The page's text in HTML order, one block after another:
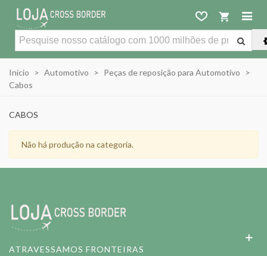
Início > Automotivo > Peças de reposição para Automotivo
>
Cabos
CABOS
Não há produção na categoria.
ATRAVESSAMOS FRONTEIRAS